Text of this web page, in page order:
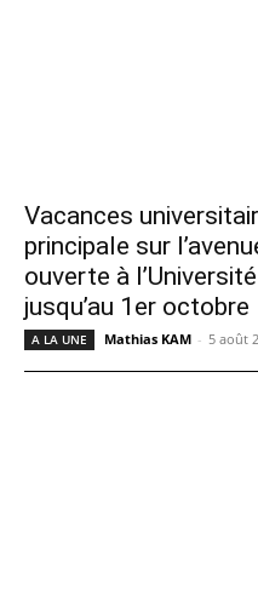
Vacances
principale sur
ouverte à
jusqu’au 1er octobre
A LA UNE Mathias KAM - 5 août